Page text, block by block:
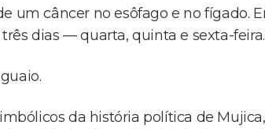
um câncer no esôfago e no fígado.
dias — quarta, quinta e sexta-feira.
da história política de Mujica,